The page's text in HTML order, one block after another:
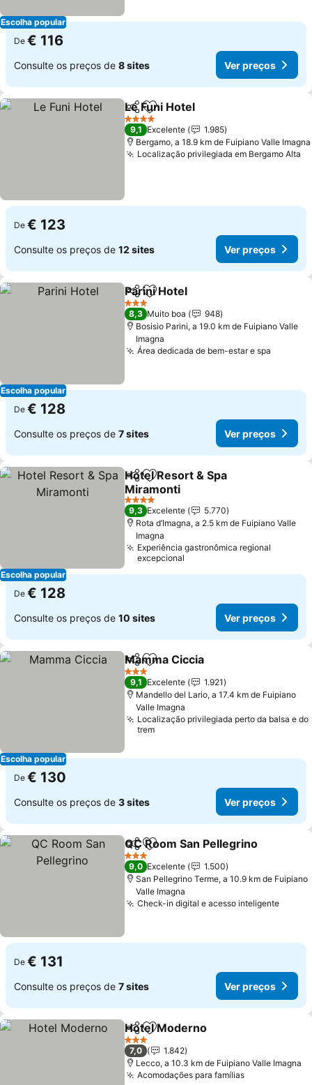
Escolha popular
De € 116
Consulte os preços de 8 sites Ver preços
PartilharAdicionar aos favoritos
Le Funi Hotel
4 Estrelas
9,1 Excelente
1.985
Bergamo, a 18.9 km de Fuipiano Valle Imagna
Localização privilegiada em Bergamo Alta
De € 123
Consulte os preços de 12 sites Ver preços
Escolha popular
PartilharAdicionar aos favoritos
Parini Hotel
3 Estrelas
8,3 Muito boa
948
Bosisio Parini, a 19.0 km de Fuipiano Valle
Imagna
Área dedicada de bem-estar e spa
De € 128
Consulte os preços de 7 sites Ver preços
Escolha popular
PartilharAdicionar aos favoritos
Hotel Resort & Spa
Miramonti
4 Estrelas
9,3 Excelente
5.770
Rota d’Imagna, a 2.5 km de Fuipiano Valle
Imagna
Experiência gastronômica regional
excepcional
De € 128
Consulte os preços de 10 sites Ver preços
Escolha popular
PartilharAdicionar aos favoritos
Mamma Ciccia
3 Estrelas
9,1 Excelente
1.921
Mandello del Lario, a 17.4 km de Fuipiano
Valle Imagna
Localização privilegiada perto da balsa e do
trem
De € 130
Consulte os preços de 3 sites Ver preços
PartilharAdicionar aos favoritos
QC Room San Pellegrino
3 Estrelas
9,0 Excelente
1.500
San Pellegrino Terme, a 10.9 km de Fuipiano
Valle Imagna
Check-in digital e acesso inteligente
De € 131
Consulte os preços de 7 sites Ver preços
PartilharAdicionar aos favoritos
Hotel Moderno
3 Estrelas
7,0
1.842
Lecco, a 10.3 km de Fuipiano Valle Imagna
Acomodações para famílias